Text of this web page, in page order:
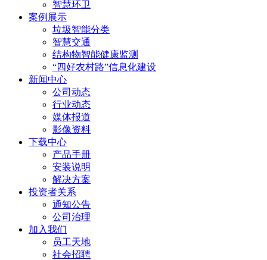
智慧环卫
案例展示
垃圾智能分类
智慧交通
结构物智能健康监测
“四好农村路”信息化建设
新闻中心
公司动态
行业动态
媒体报道
影像资料
下载中心
产品手册
安装说明
解决方案
投资者关系
通知公告
公司治理
加入我们
员工天地
社会招聘